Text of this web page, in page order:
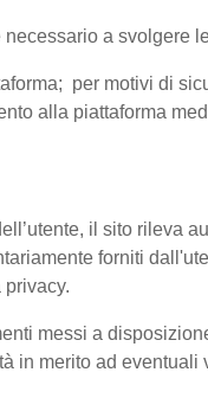
a svolgere
per motivi di
alla piattaforma
il sito rileva
forniti
privacy.
messi a
in merito ad